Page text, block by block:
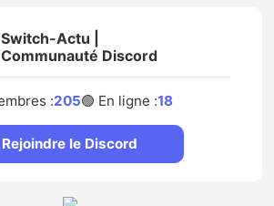
Switch-Actu |
Communauté Discord
:205🟢 En ligne :18
Rejoindre le Discord